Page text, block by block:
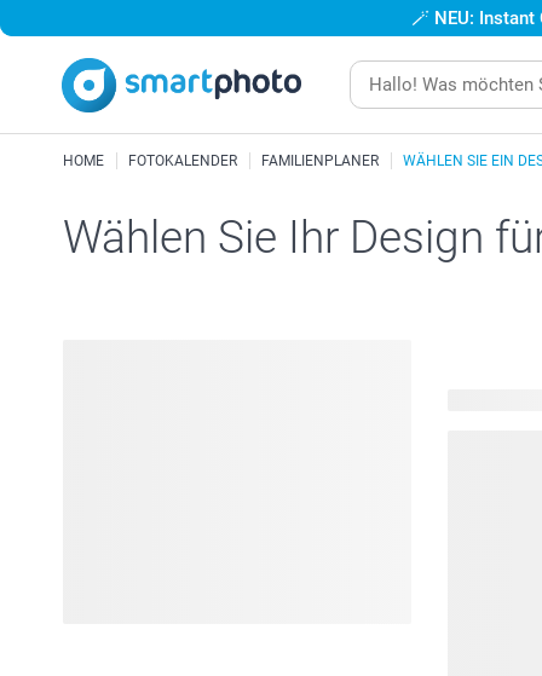
🪄 NEU:
HOME FOTOKALENDER FAMILIENPLANER WÄHLEN SIE EIN
Wählen Sie Ihr Design